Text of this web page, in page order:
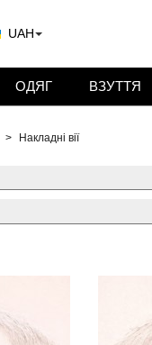
UAH
Накладні вії
ОДЯГ ВЗУТТЯ